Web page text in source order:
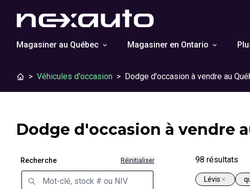
Magasiner au Québec Magasiner en Ontario
> Véhicules d'occasion > Dodge d'occasion à vendre au
Dodge d'occasion à vendre
Recherche Réinitialiser 98 résultats
Lévis
Très bonne